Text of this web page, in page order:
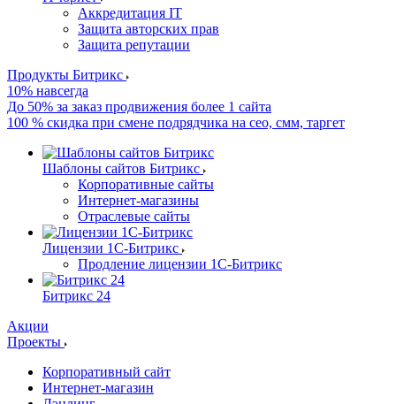
Аккредитация IT
Защита авторских прав
Защита репутации
Продукты Битрикс
10% навсегда
До 50% за заказ продвижения более 1 сайта
100 % скидка при смене подрядчика на сео, смм, таргет
Шаблоны сайтов Битрикс
Корпоративные сайты
Интернет-магазины
Отраслевые сайты
Лицензии 1С-Битрикс
Продление лицензии 1С-Битрикс
Битрикс 24
Акции
Проекты
Корпоративный сайт
Интернет-магазин